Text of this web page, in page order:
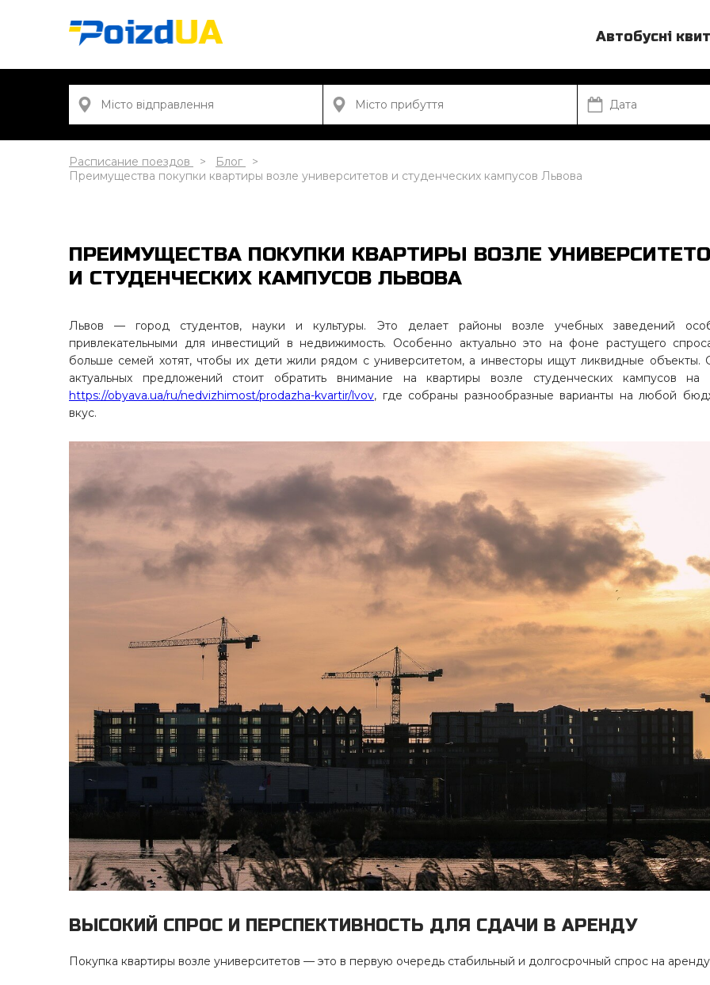
Автобусні
Расписание поездов
Блог
Преимущества покупки квартиры возле университетов и студенческих кампусов Львова
ПРЕИМУЩЕСТВА ПОКУПКИ КВАРТИРЫ ВОЗЛЕ
И СТУДЕНЧЕСКИХ КАМПУСОВ ЛЬВОВА
Львов — город студентов, науки и культуры. Это делает районы возле учебных заведений
привлекательными для инвестиций в недвижимость. Особенно актуально это на фоне растущего
больше семей хотят, чтобы их дети жили рядом с университетом, а инвесторы ищут ликвидные объекты.
актуальных предложений стоит обратить внимание на квартиры возле студенческих кампусов на
https://obyava.ua/ru/nedvizhimost/prodazha-kvartir/lvov, где собраны разнообразные варианты на любой
вкус.
ВЫСОКИЙ СПРОС И ПЕРСПЕКТИВНОСТЬ ДЛЯ СДАЧИ В АРЕНДУ
Покупка квартиры возле университетов — это в первую очередь стабильный и долгосрочный спрос на